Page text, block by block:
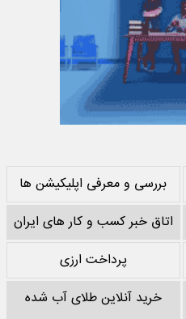
بررسی و معرفی اپلیکیشن ها
اتاق خبر کسب و کار های ایران
پرداخت ارزی
خرید آنلاین طلای آب شده